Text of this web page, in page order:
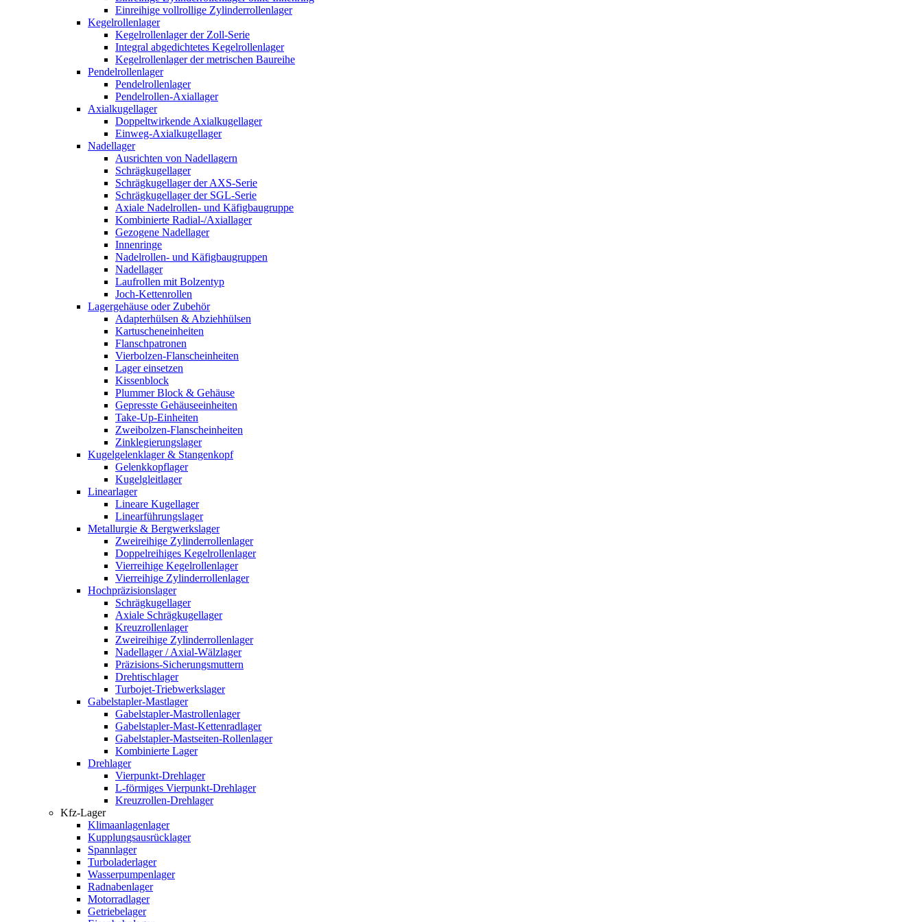
Einreihige vollrollige Zylinderrollenlager
Kegelrollenlager
Kegelrollenlager der Zoll-Serie
Integral abgedichtetes Kegelrollenlager
Kegelrollenlager der metrischen Baureihe
Pendelrollenlager
Pendelrollenlager
Pendelrollen-Axiallager
Axialkugellager
Doppeltwirkende Axialkugellager
Einweg-Axialkugellager
Nadellager
Ausrichten von Nadellagern
Schrägkugellager
Schrägkugellager der AXS-Serie
Schrägkugellager der SGL-Serie
Axiale Nadelrollen- und Käfigbaugruppe
Kombinierte Radial-/Axiallager
Gezogene Nadellager
Innenringe
Nadelrollen- und Käfigbaugruppen
Nadellager
Laufrollen mit Bolzentyp
Joch-Kettenrollen
Lagergehäuse oder Zubehör
Adapterhülsen & Abziehhülsen
Kartuscheneinheiten
Flanschpatronen
Vierbolzen-Flanscheinheiten
Lager einsetzen
Kissenblock
Plummer Block & Gehäuse
Gepresste Gehäuseeinheiten
Take-Up-Einheiten
Zweibolzen-Flanscheinheiten
Zinklegierungslager
Kugelgelenklager & Stangenkopf
Gelenkkopflager
Kugelgleitlager
Linearlager
Lineare Kugellager
Linearführungslager
Metallurgie & Bergwerkslager
Zweireihige Zylinderrollenlager
Doppelreihiges Kegelrollenlager
Vierreihige Kegelrollenlager
Vierreihige Zylinderrollenlager
Hochpräzisionslager
Schrägkugellager
Axiale Schrägkugellager
Kreuzrollenlager
Zweireihige Zylinderrollenlager
Nadellager / Axial-Wälzlager
Präzisions-Sicherungsmuttern
Drehtischlager
Turbojet-Triebwerkslager
Gabelstapler-Mastlager
Gabelstapler-Mastrollenlager
Gabelstapler-Mast-Kettenradlager
Gabelstapler-Mastseiten-Rollenlager
Kombinierte Lager
Drehlager
Vierpunkt-Drehlager
L-förmiges Vierpunkt-Drehlager
Kreuzrollen-Drehlager
Kfz-Lager
Klimaanlagenlager
Kupplungsausrücklager
Spannlager
Turboladerlager
Wasserpumpenlager
Radnabenlager
Motorradlager
Getriebelager